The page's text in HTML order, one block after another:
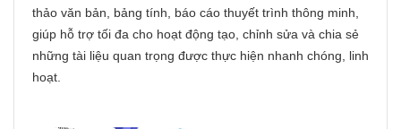
thảo văn bản, bảng tính, báo cáo thuyết trình thông minh,
giúp hỗ trợ tối đa cho hoạt động tạo, chỉnh sửa và chia sẻ
những tài liệu quan trọng được thực hiện nhanh chóng, linh
hoạt.